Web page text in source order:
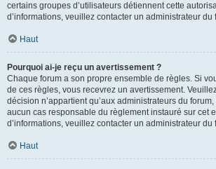
certains groupes d’utilisateurs détiennent cette
d’informations, veuillez contacter un administrateur du
Haut
Pourquoi ai-je reçu un avertissement ?
Chaque forum a son propre ensemble de règles. Si
de ces règles, vous recevrez un avertissement.
décision n’appartient qu’aux administrateurs du
aucun cas responsable du règlement instauré sur cet
d’informations, veuillez contacter un administrateur du
Haut